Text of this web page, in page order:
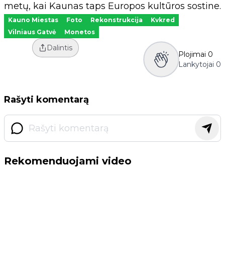
metų, kai Kaunas taps Europos kultūros sostine.
Kauno Miestas Foto Rekonstrukcija
Kvkred
Vilniaus Gatvė
Monetos
Dalintis
Plojimai 0
Lankytojai 0
Rašyti komentarą
Rekomenduojami video